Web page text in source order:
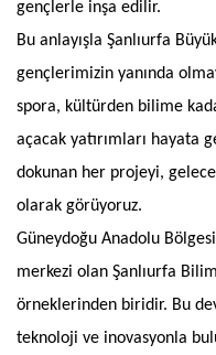
gençlerle inşa edilir.
Bu anlayışla Şanlıurfa
gençlerimizin yanında
spora, kültürden bilime
açacak yatırımları hayata
dokunan her projeyi,
olarak görüyoruz.
Güneydoğu Anadolu
merkezi olan Şanlıurfa
örneklerinden biridir. Bu
teknoloji ve inovasyonla